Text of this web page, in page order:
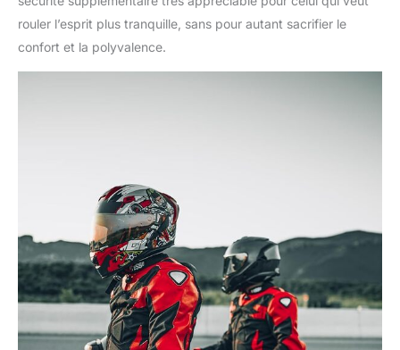
rouler l’esprit plus tranquille, sans pour autant sacrifier le
confort et la polyvalence.